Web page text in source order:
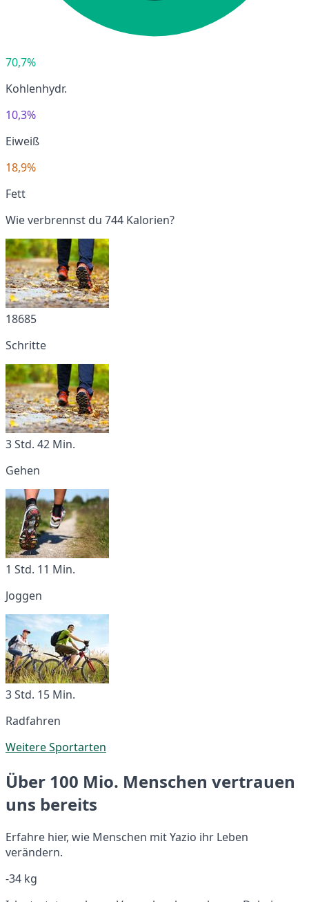
70,7%
Kohlenhydr.
10,3%
Eiweiß
18,9%
Fett
Wie verbrennst du 744 Kalorien?
18685
Schritte
3 Std. 42 Min.
Gehen
1 Std. 11 Min.
Joggen
3 Std. 15 Min.
Radfahren
Weitere Sportarten
Über 100 Mio. Menschen vertrauen
uns bereits
Erfahre hier, wie Menschen mit Yazio ihr Leben
verändern.
-34 kg